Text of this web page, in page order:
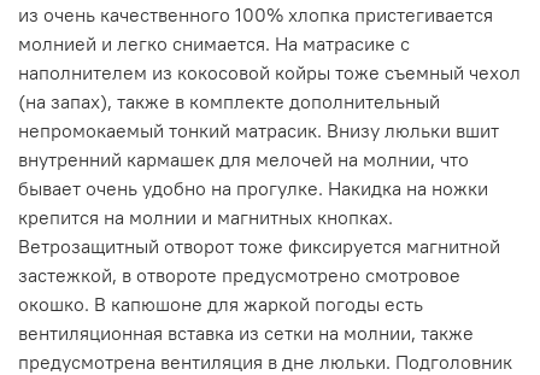
из очень качественного 100% хлопка пристегивается
молнией и легко снимается. На матрасике с
наполнителем из кокосовой койры тоже съемный чехол
(на запах), также в комплекте дополнительный
непромокаемый тонкий матрасик. Внизу люльки вшит
внутренний кармашек для мелочей на молнии, что
бывает очень удобно на прогулке. Накидка на ножки
крепится на молнии и магнитных кнопках.
Ветрозащитный отворот тоже фиксируется магнитной
застежкой, в отвороте предусмотрено смотровое
окошко. В капюшоне для жаркой погоды есть
вентиляционная вставка из сетки на молнии, также
предусмотрена вентиляция в дне люльки. Подголовник